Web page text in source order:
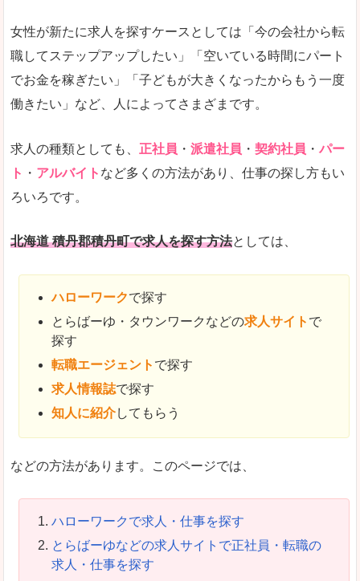
女性が新たに求人を探すケースとしては「今の会社から転
職してステップアップしたい」「空いている時間にパート
でお金を稼ぎたい」「子どもが大きくなったからもう一度
働きたい」など、人によってさまざまです。
求人の種類としても、 正社員 ・ 派遣社員 ・ 契約社員 ・ パー
ト ・ アルバイト など多くの方法があり、仕事の探し方もい
ろいろです。
北海道 積丹郡積丹町で求人を探す方法としては、
ハローワークで探す
とらばーゆ・タウンワークなどの求人サイト で
探す
転職エージェント で探す
求人情報誌で探す
知人に紹介してもらう
などの方法があります。このページでは、
ハローワークで求人・仕事を探す
とらばーゆなどの求人サイトで正社員・転職の
求人・仕事を探す